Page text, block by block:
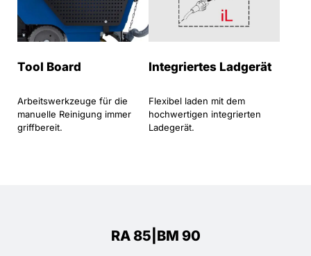
Tool Board
Arbeitswerkzeuge für die
manuelle Reinigung immer
griffbereit.
Integriertes Ladgerät
Flexibel laden mit dem
hochwertigen integrierten
Ladegerät.
RA 85|BM 90